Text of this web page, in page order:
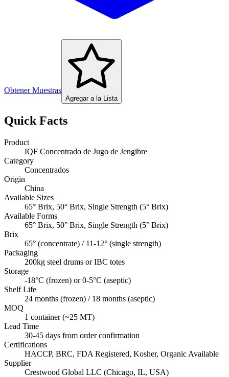
Obtener Muestras
Agregar a la Lista
Quick Facts
Product
IQF Concentrado de Jugo de Jengibre
Category
Concentrados
Origin
China
Available Sizes
65° Brix, 50° Brix, Single Strength (5° Brix)
Available Forms
65° Brix, 50° Brix, Single Strength (5° Brix)
Brix
65° (concentrate) / 11-12° (single strength)
Packaging
200kg steel drums or IBC totes
Storage
-18°C (frozen) or 0-5°C (aseptic)
Shelf Life
24 months (frozen) / 18 months (aseptic)
MOQ
1 container (~25 MT)
Lead Time
30-45 days from order confirmation
Certifications
HACCP, BRC, FDA Registered, Kosher, Organic Available
Supplier
Crestwood Global LLC (Chicago, IL, USA)